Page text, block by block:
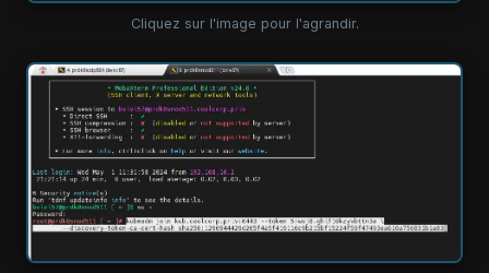
Cliquez sur l'image pour l'agrandir.